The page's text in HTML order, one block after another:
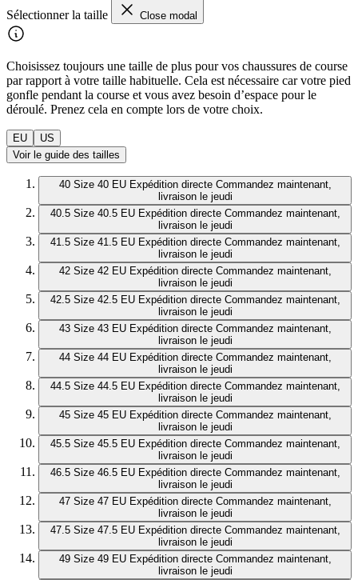
Sélectionner la taille Close modal
Choisissez toujours une taille de plus pour vos chaussures de course
par rapport à votre taille habituelle. Cela est nécessaire car votre pied
gonfle pendant la course et vous avez besoin d’espace pour le
déroulé. Prenez cela en compte lors de votre choix.
EU
US
Voir le guide des tailles
40 Size 40 EU Expédition directe Commandez maintenant,
livraison le jeudi
40.5 Size 40.5 EU Expédition directe Commandez maintenant,
livraison le jeudi
41.5 Size 41.5 EU Expédition directe Commandez maintenant,
livraison le jeudi
42 Size 42 EU Expédition directe Commandez maintenant,
livraison le jeudi
42.5 Size 42.5 EU Expédition directe Commandez maintenant,
livraison le jeudi
43 Size 43 EU Expédition directe Commandez maintenant,
livraison le jeudi
44 Size 44 EU Expédition directe Commandez maintenant,
livraison le jeudi
44.5 Size 44.5 EU Expédition directe Commandez maintenant,
livraison le jeudi
45 Size 45 EU Expédition directe Commandez maintenant,
livraison le jeudi
45.5 Size 45.5 EU Expédition directe Commandez maintenant,
livraison le jeudi
46.5 Size 46.5 EU Expédition directe Commandez maintenant,
livraison le jeudi
47 Size 47 EU Expédition directe Commandez maintenant,
livraison le jeudi
47.5 Size 47.5 EU Expédition directe Commandez maintenant,
livraison le jeudi
49 Size 49 EU Expédition directe Commandez maintenant,
livraison le jeudi